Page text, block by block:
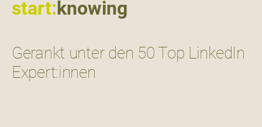
start:knowing
Gerankt unter den 50 Top LinkedIn
Expert:innen